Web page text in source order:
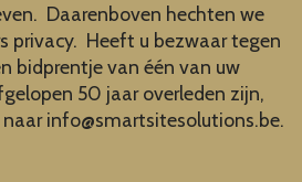
Daarenboven hechten we
privacy. Heeft u bezwaar tegen
bidprentje van één van uw
50 jaar overleden zijn,
naarinfo@smartsitesolutions.be.